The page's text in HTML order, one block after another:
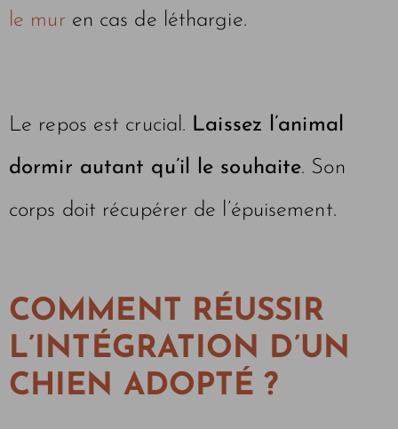
le mur en cas de léthargie.
Le repos est crucial. Laissez l’animal
dormir autant qu’il le souhaite. Son
corps doit récupérer de l’épuisement.
COMMENT RÉUSSIR
L’INTÉGRATION D’UN
CHIEN ADOPTÉ ?